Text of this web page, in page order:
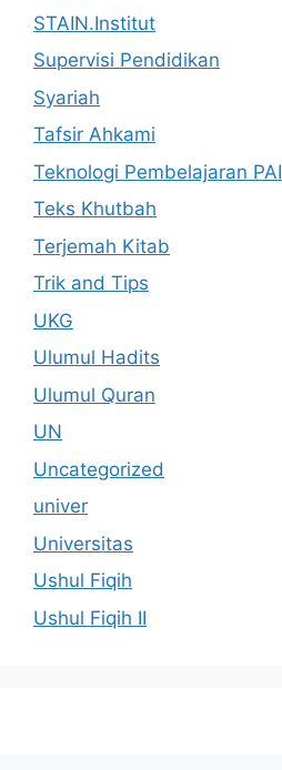
STAIN.Institut
Supervisi Pendidikan
Syariah
Tafsir Ahkami
Teknologi Pembelajaran PAI
Teks Khutbah
Terjemah Kitab
Trik and Tips
UKG
Ulumul Hadits
Ulumul Quran
UN
Uncategorized
univer
Universitas
Ushul Fiqih
Ushul Fiqih II